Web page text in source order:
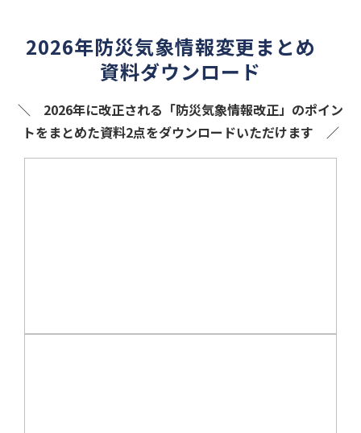
2026年防災気象情報変更まとめ
資料ダウンロード
＼ 2026年に改正される「防災気象情報改正」のポイン
トをまとめた資料2点をダウンロードいただけます ／